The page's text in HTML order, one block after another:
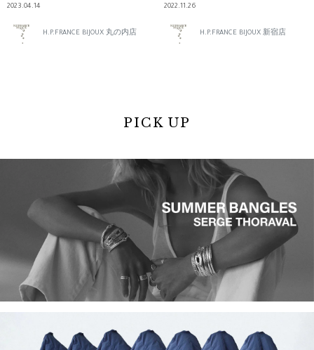
2023.04.14
H.P.FRANCE BIJOUX 丸の内店
2022.11.26
H.P.FRANCE BIJOUX 新宿店
PICK UP